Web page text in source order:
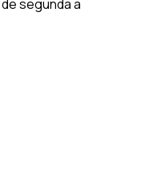
segunda a